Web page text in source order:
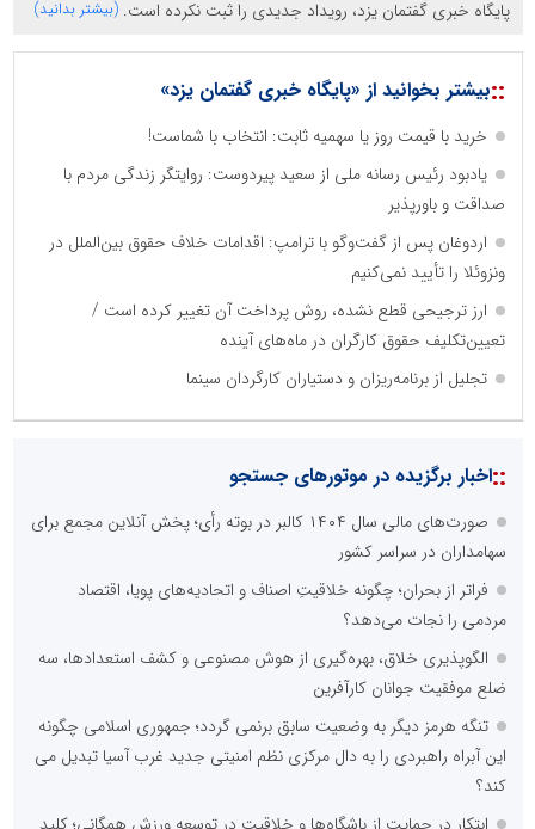
پایگاه خبری گفتمان یزد، رویداد جدیدی را ثبت نکرده است. (بیشتر بدانید)
::بیشتر بخوانید از «پایگاه خبری گفتمان یزد»
خرید با قیمت روز یا سهمیه ثابت: انتخاب با شماست!
یادبود رئیس رسانه ملی از سعید پیردوست: روایتگر زندگی مردم با
صداقت و باورپذیر
اردوغان پس از گفت‌وگو با ترامپ: اقدامات خلاف حقوق بین‌الملل در
ونزوئلا را تأیید نمی‌کنیم
ارز ترجیحی قطع نشده، روش پرداخت آن تغییر کرده است /
تعیین‌تکلیف حقوق کارگران در ماه‌های آینده
تجلیل از برنامه‌ریزان و دستیاران کارگردان سینما
::اخبار برگزیده در موتورهای جستجو
صورت‌های مالی سال ۱۴۰۴ کالبر در بوته رأی؛ پخش آنلاین مجمع برای
سهامداران در سراسر کشور
فراتر از بحران؛ چگونه خلاقیتِ اصناف و اتحادیه‌های پویا، اقتصاد
مردمی را نجات می‌دهد؟
الگوپذیری خلاق، بهره‌گیری از هوش مصنوعی و کشف استعدادها، سه
ضلع موفقیت جوانان کارآفرین
تنگه هرمز دیگر به وضعیت سابق برنمی گردد؛ جمهوری اسلامی چگونه
این آبراه راهبردی را به دال مرکزی نظم امنیتی جدید غرب آسیا تبدیل می
کند؟